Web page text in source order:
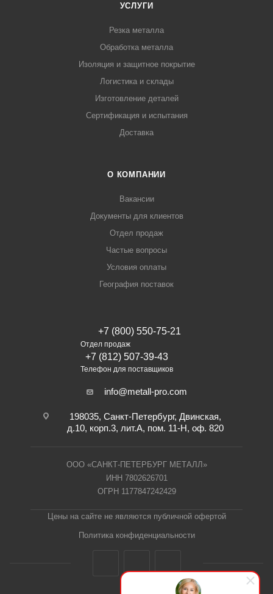
УСЛУГИ
Резка металла
Обработка металла
Изоляция и защитное покрытие
Логистика и склады
Изготовление деталей
Сертификация и испытания
Доставка
О КОМПАНИИ
Вакансии
Документы для клиентов
Отдел продаж
Частые вопросы
Условия оплаты
География поставок
+7 (800) 550-75-21
Отдел продаж
+7 (812) 507-39-43
Телефон для поставщиков
info@metall-pro.com
198035, Санкт-Петербург, Двинская,
д.10, корп.3, лит.А, пом. 11-Н, оф. 820
ООО «САНКТ-ПЕТЕРБУРГ МЕТАЛЛ»
ИНН 7802626701
ОГРН 1177847242429
Цены на сайте не являются публичной офертой
Политика конфиденциальности